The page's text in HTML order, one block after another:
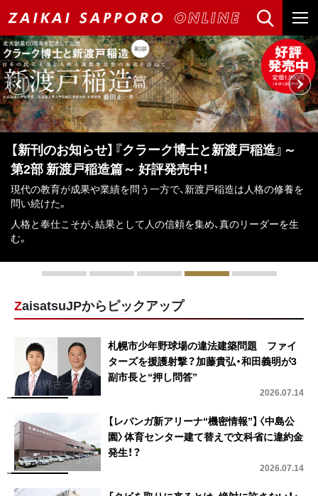
【新刊のお知らせ】『クラーク博士と新渡戸稲造』～
第2部 新渡戸稲造篇～ 好評発売中！
現代の教育が成果や業績を問う一方で、新渡戸稲造は人格の修養を
問い続けた。
人格と奉仕こそが、結果として人の信頼を集め、真のリーダーを生
む。
ZaisatsuJPからピックアップ
札幌市少年野球場の違法建築問題 ファイ
ターズを援護射撃？加藤貴弘・和田義明が3
副市長と“押し問答”
2026.07.14
【レバンガ新アリーナ“機密情報”】〈中島公
園〉体育センター建て替えで文科省に違約金
発生！？
2026.07.14